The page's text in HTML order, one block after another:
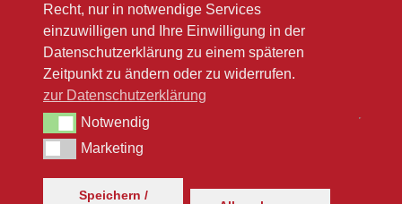
Recht, nur in notwendige Services
einzuwilligen und Ihre Einwilligung in der
Datenschutzerklärung zu einem späteren
Zeitpunkt zu ändern oder zu widerrufen.
zur Datenschutzerklärung
NotwendigNotwendig
MarketingMarketing
Speichern /